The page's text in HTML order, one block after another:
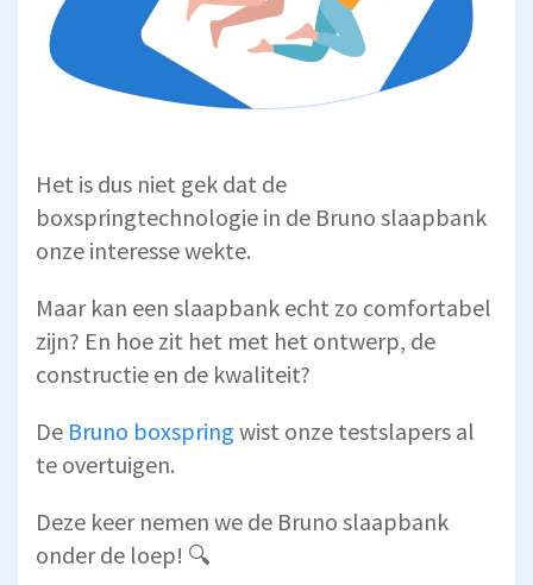
Het is dus niet gek dat de
boxspringtechnologie in de Bruno slaapbank
onze interesse wekte.
Maar kan een slaapbank echt zo comfortabel
zijn? En hoe zit het met het ontwerp, de
constructie en de kwaliteit?
De Bruno boxspring wist onze testslapers al
te overtuigen.
Deze keer nemen we de Bruno slaapbank
onder de loep! 🔍